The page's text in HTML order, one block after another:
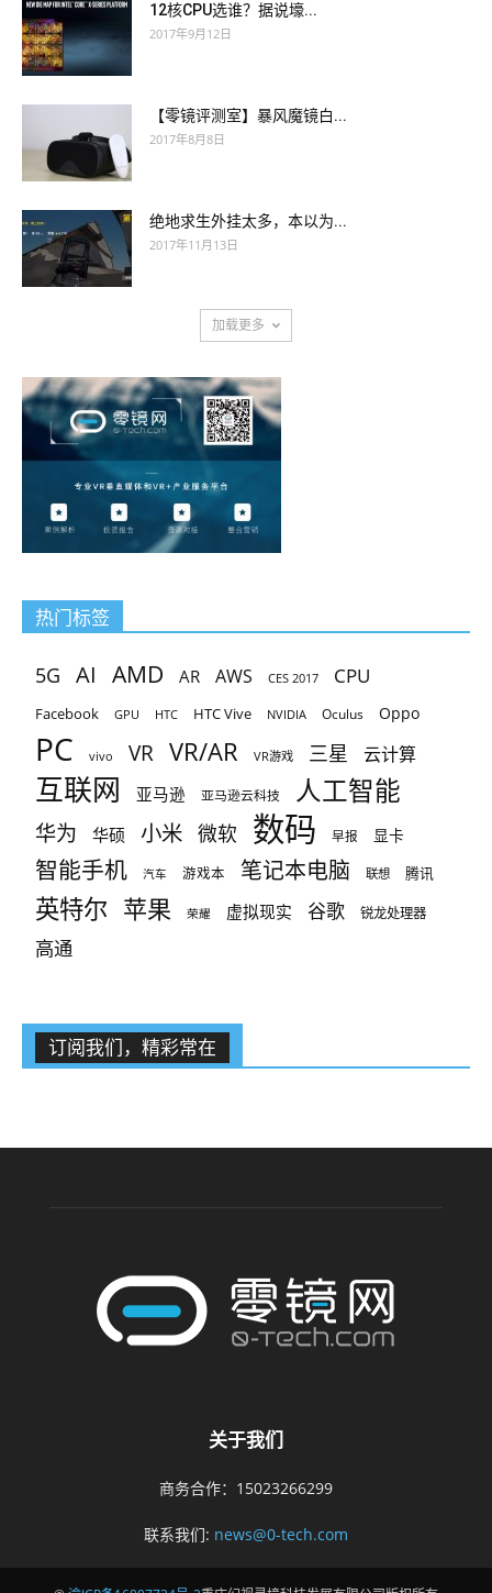
12核CPU选谁？据说壕...
2017年9月12日
【零镜评测室】暴风魔镜白...
2017年8月8日
绝地求生外挂太多，本以为...
2017年11月13日
加载更多
热门标签
5G AI AMD AR AWS CES 2017 CPU
Facebook GPU HTC HTC Vive NVIDIA Oculus Oppo
PC vivo VR VR/AR VR游戏 三星 云计算
互联网 亚马逊 亚马逊云科技 人工智能
华为 华硕 小米 微软 数码 早报 显卡
智能手机 汽车 游戏本 笔记本电脑 联想 腾讯
英特尔 苹果 荣耀 虚拟现实 谷歌 锐龙处理器
高通
订阅我们，精彩常在
关于我们
商务合作：15023266299
联系我们: news@0-tech.com